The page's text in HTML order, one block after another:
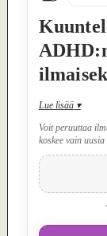
Lue lisää ▾
Voit peruuttaa
koskee vain uusia